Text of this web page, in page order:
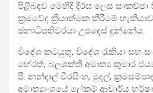
පිළිබඳව මෙහිදී දීර්ඝ ලෙස සාකච්ඡා
ක්‍රමවේද ක්‍රියාත්මක කිරීමේ
ජනාධිපතිවරයා උපදෙස් දුන්නේය.
විදේශ කටයුතු, විදේශ රැකියා සහ
හේරත්, බලශක්ති අමාත්‍ය කුමාර
පී. නන්දාල් වීරසිංහ, මුදල්,
අමාත්‍යාංශයේ ලේකම් ආචාර්ය